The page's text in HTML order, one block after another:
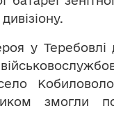
у
змогли